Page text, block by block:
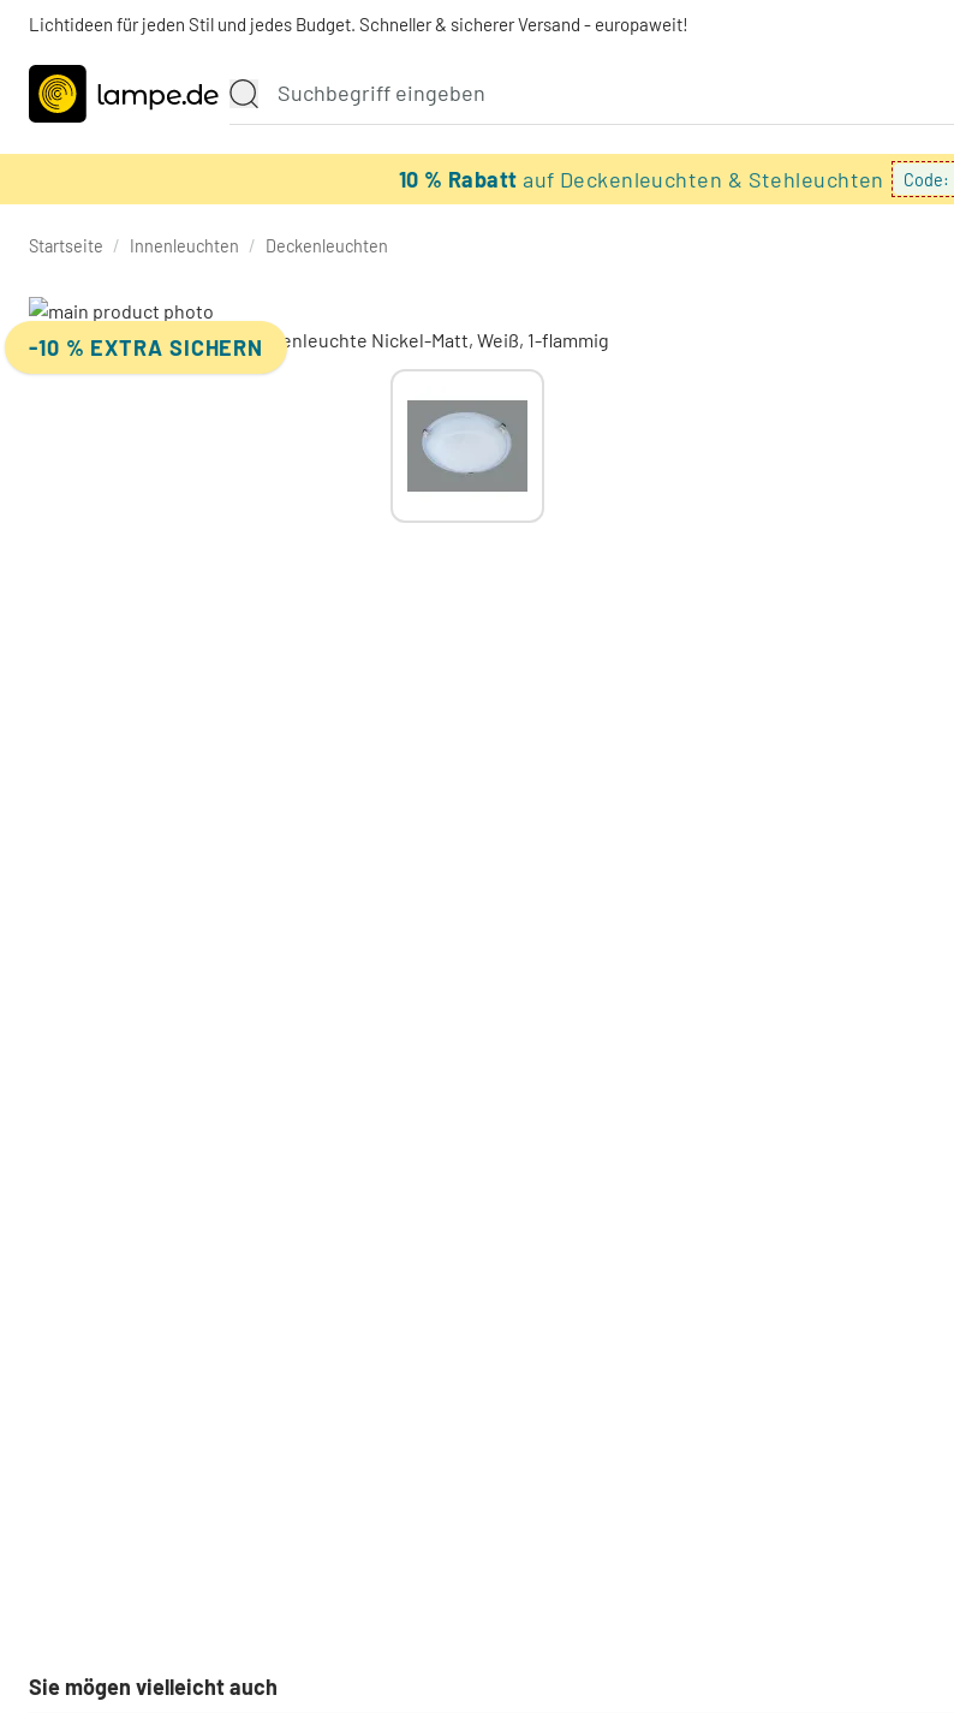
Lichtideen für jeden Stil und jedes Budget. Schneller & sicherer Versand - europaweit!
10 % Rabattauf Deckenleuchten & Stehleuchten Code:
Startseite / Innenleuchten / Deckenleuchten
-10 % EXTRA SICHERN
Sie mögen vielleicht auch